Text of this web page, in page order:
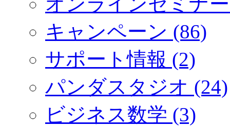
キャンペーン (86)
サポート情報 (2)
パンダスタジオ (24)
ビジネス数学 (3)